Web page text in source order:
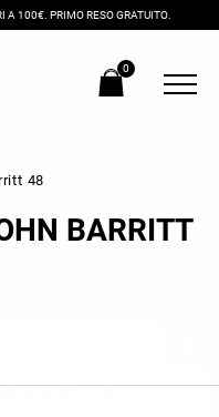
A 100€. PRIMO RESO GRATUITO.
0
48
BARRITT